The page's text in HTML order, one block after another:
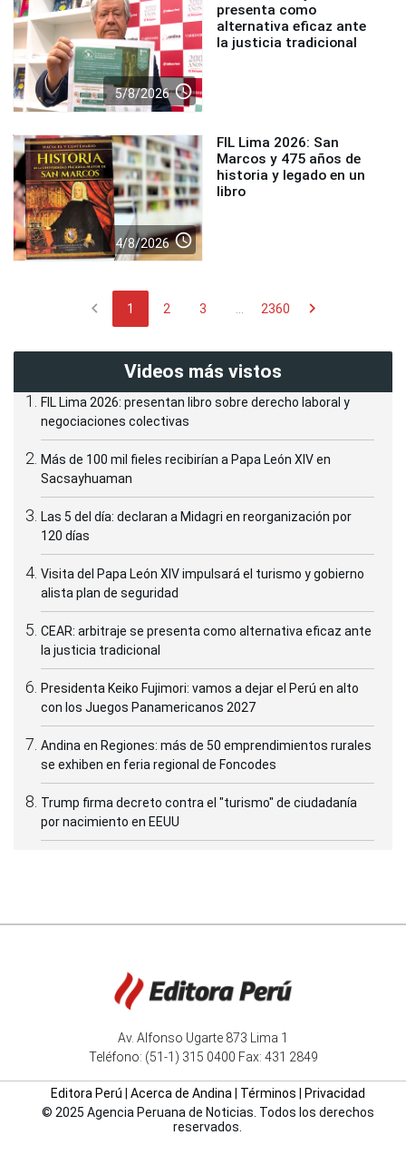
5/8/2026 access_time
presenta como
alternativa eficaz ante
la justicia tradicional
4/8/2026 access_time
FIL Lima 2026: San
Marcos y 475 años de
historia y legado en un
libro
chevron_left 1 2 3 ... 2360 chevron_right
Videos más vistos
FIL Lima 2026: presentan libro sobre derecho laboral y
negociaciones colectivas
Más de 100 mil fieles recibirían a Papa León XIV en
Sacsayhuaman
Las 5 del día: declaran a Midagri en reorganización por
120 días
Visita del Papa León XIV impulsará el turismo y gobierno
alista plan de seguridad
CEAR: arbitraje se presenta como alternativa eficaz ante
la justicia tradicional
Presidenta Keiko Fujimori: vamos a dejar el Perú en alto
con los Juegos Panamericanos 2027
Andina en Regiones: más de 50 emprendimientos rurales
se exhiben en feria regional de Foncodes
Trump firma decreto contra el "turismo" de ciudadanía
por nacimiento en EEUU
Av. Alfonso Ugarte 873 Lima 1
Teléfono: (51-1) 315 0400 Fax: 431 2849
Editora Perú Acerca de Andina| Términos
Privacidad
© 2025 Agencia Peruana de Noticias. Todos los derechos
reservados.